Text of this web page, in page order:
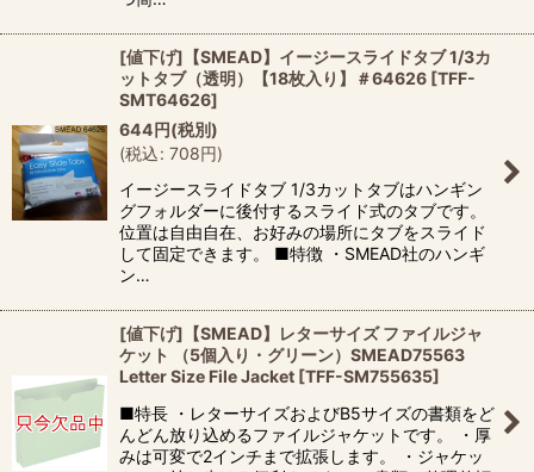
[値下げ]【SMEAD】イージースライドタブ 1/3カ
ットタブ（透明）【18枚入り】＃64626 [TFF-
SMT64626]
644円(税別)
(税込: 708円)
イージースライドタブ 1/3カットタブはハンギン
グフォルダーに後付するスライド式のタブです。
位置は自由自在、お好みの場所にタブをスライド
して固定できます。 ■特徴 ・SMEAD社のハンギ
ン…
[値下げ]【SMEAD】レターサイズ ファイルジャ
ケット （5個入り・グリーン）SMEAD75563
Letter Size File Jacket [TFF-SM755635]
■特長 ・レターサイズおよびB5サイズの書類をど
んどん放り込めるファイルジャケットです。 ・厚
みは可変で2インチまで拡張します。 ・ジャケッ